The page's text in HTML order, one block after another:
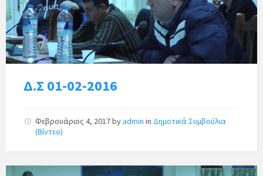
Δ.Σ 01-02-2016
Φεβρουάριος 4, 2017byadmin in Δημοτικά Συμβούλια
(Βίντεο)